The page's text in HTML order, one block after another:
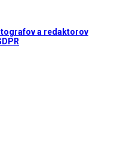
a redaktorov